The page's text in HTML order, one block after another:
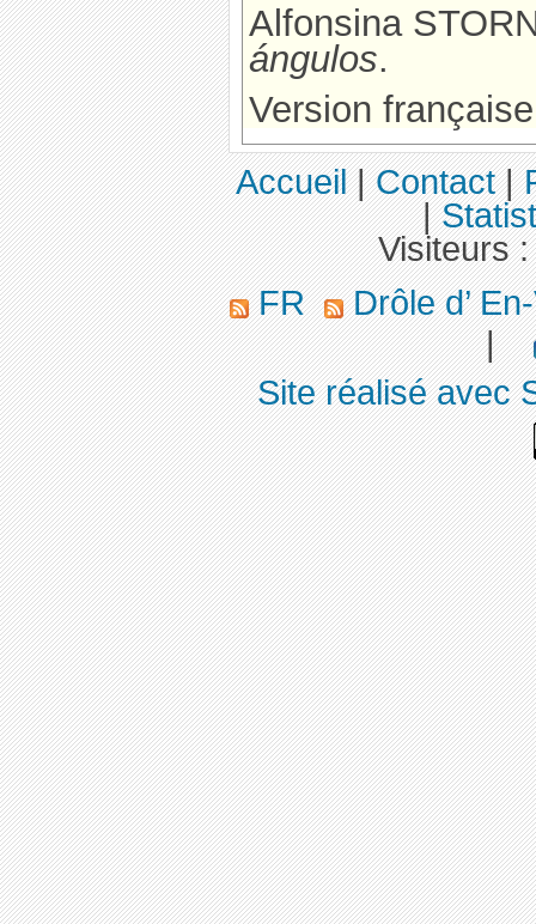
Alfonsina
ángulos.
Version
Accueil|Contact|
|
Visiteurs
FR
Drôle d’
|
Site réalisé avec